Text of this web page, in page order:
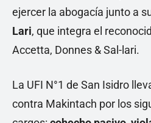
ejercer la abogacía junto a
Lari, que integra el
Accetta, Donnes & Sal-lari.
La UFI N°1 de San Isidro
contra Makintach por los